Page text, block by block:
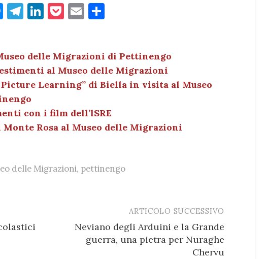
M
n
g
er
T
gr
a
m
Li
e
dI
n
P
k
et
E
l di
vi
di
delle Migrazioni di Pettinengo
al Museo delle Migrazioni
Learning” di Biella in visita al Museo
con i film dell’lSRE
Monte Rosa al Museo delle Migrazioni
delle Migrazioni, pettinengo
ARTICOLO SUCCESSIVO
Neviano degli Arduini e la Grande
guerra, una pietra per Nuraghe
Chervu